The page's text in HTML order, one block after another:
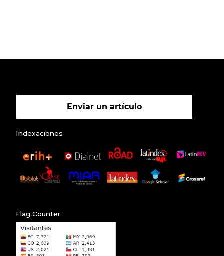
Enviar un artículo
Indexaciones
Flag Counter